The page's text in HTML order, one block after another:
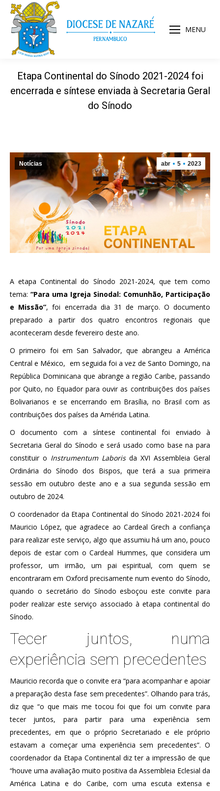
MENU
Etapa Continental do Sínodo 2021-2024 foi
encerrada e síntese enviada à Secretaria Geral
do Sínodo
abr 5 2023
Notícias
A etapa Continental do Sínodo 2021-2024, que tem como
tema: “Para uma Igreja Sinodal: Comunhão, Participação
e Missão”, foi encerrada dia 31 de março. O documento
preparado a partir dos quatro encontros regionais que
aconteceram desde fevereiro deste ano.
O primeiro foi em San Salvador, que abrangeu a América
Central e México, em seguida foi a vez de Santo Domingo, na
República Dominicana que abrange a região Caribe, passando
por Quito, no Equador para ouvir as contribuições dos países
Bolivarianos e se encerrando em Brasília, no Brasil com as
contribuições dos países da Amérida Latina.
O documento com a síntese continental foi enviado à
Secretaria Geral do Sínodo e será usado como base na para
constituir o Instrumentum Laborisda XVI Assembleia Geral
Ordinária do Sínodo dos Bispos, que terá a sua primeira
sessão em outubro deste ano e a sua segunda sessão em
outubro de 2024.
O coordenador da Etapa Continental do Sínodo 2021-2024 foi
Mauricio López, que agradece ao Cardeal Grech a confiança
para realizar este serviço, algo que assumiu há um ano, pouco
depois de estar com o Cardeal Hummes, que considera um
professor, um irmão, um pai espiritual, com quem se
encontraram em Oxford precisamente num evento do Sínodo,
quando o secretário do Sínodo esboçou este convite para
poder realizar este serviço associado à etapa continental do
Sínodo.
Tecer juntos, numa
experiência sem precedentes
Mauricio recorda que o convite era “para acompanhar e apoiar
a preparação desta fase sem precedentes”. Olhando para trás,
diz que “o que mais me tocou foi que foi um convite para
tecer juntos, para partir para uma experiência sem
precedentes, em que o próprio Secretariado e ele próprio
estavam a começar uma experiência sem precedentes”. O
coordenador da Etapa Continental diz ter a impressão de que
“houve uma avaliação muito positiva da Assembleia Eclesial da
América Latina e do Caribe, com uma escuta extensa e